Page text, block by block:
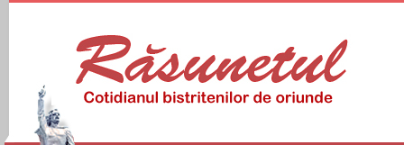
Meniu principal